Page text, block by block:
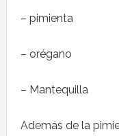
– pimienta
– orégano
– Mantequilla
Además de la